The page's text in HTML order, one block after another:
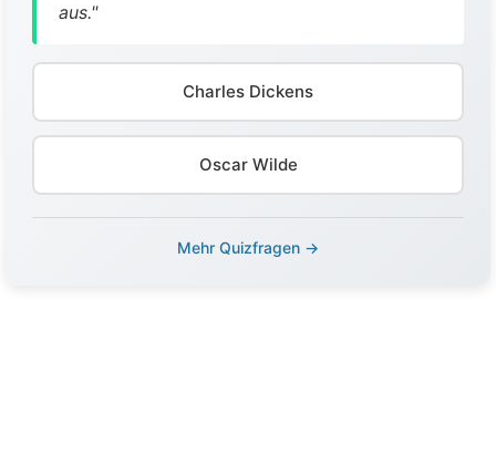
aus."
Charles Dickens
Oscar Wilde
Mehr Quizfragen →